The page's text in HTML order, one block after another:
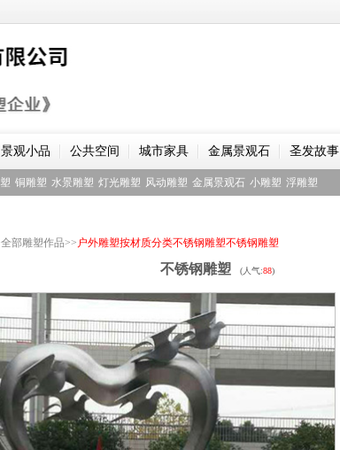
景观小品 公共空间 城市家具 金属景观石 圣发故事
铜雕塑 水景雕塑 灯光雕塑 风动雕塑 金属景观石 小雕塑 浮雕塑
全部雕塑作品>> 户外雕塑按材质分类不锈钢雕塑不锈钢雕塑
不锈钢雕塑 (人气:88)